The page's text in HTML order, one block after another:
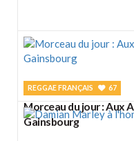
REGGAE FRANÇAIS 67
Morceau du jour : Aux
Gainsbourg